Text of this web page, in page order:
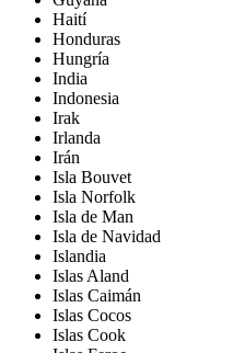
Haití
Honduras
Hungría
India
Indonesia
Irak
Irlanda
Irán
Isla Bouvet
Isla Norfolk
Isla de Man
Isla de Navidad
Islandia
Islas Aland
Islas Caimán
Islas Cocos
Islas Cook